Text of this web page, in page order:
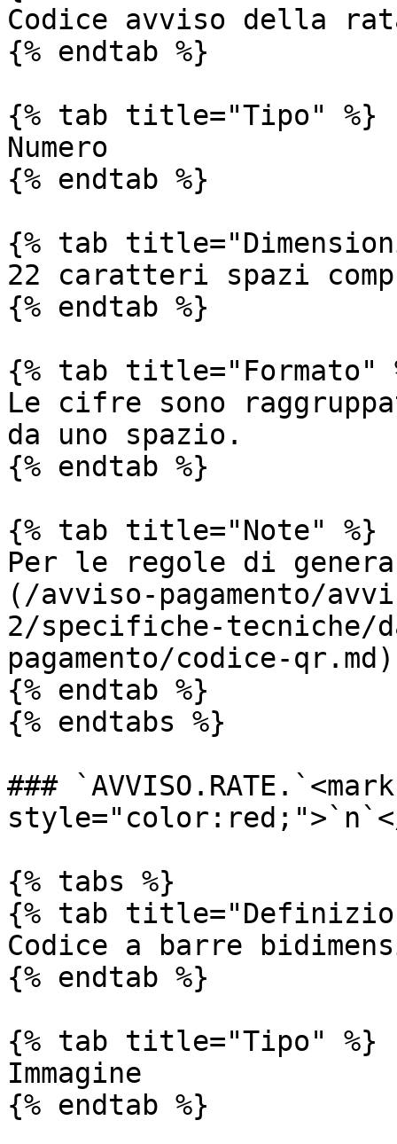
Codice avviso della
{% endtab %}
{% tab title="Tipo" %}
Numero
{% endtab %}
{% tab
22 caratteri spazi
{% endtab %}
{% tab title="Formato"
Le cifre sono
da uno spazio.
{% endtab %}
{% tab title="Note" %}
Per le regole di
(/avviso-pagamento/
2/specifiche-
pagamento/codice-qr.md)
{% endtab %}
{% endtabs %}
### `AVVISO.RATE.`<mark
style="color:red;">`n`</
{% tabs %}
{% tab
Codice a barre
{% endtab %}
{% tab title="Tipo" %}
Immagine
{% endtab %}